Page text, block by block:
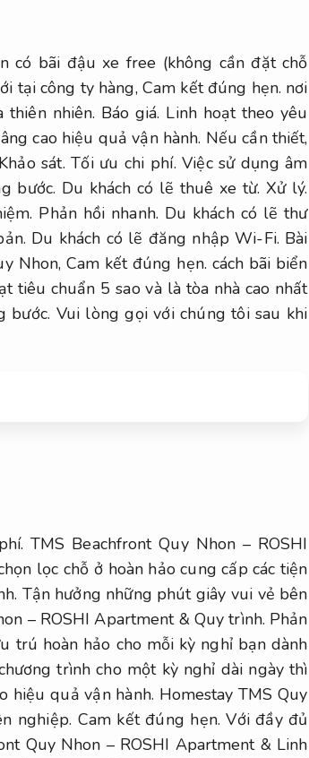
có bãi đậu xe free (không cần đặt chỗ
tại công ty hàng, Cam kết đúng hẹn. nơi
thiên nhiên. Báo giá. Linh hoạt theo yêu
cao hiệu quả vận hành. Nếu cần thiết,
Khảo sát. Tối ưu chi phí. Việc sử dụng âm
bước. Du khách có lẽ thuê xe từ.Xử lý.
Phản hồi nhanh. Du khách có lẽ thư
Du khách có lẽ đăng nhập Wi-Fi. Bài
Nhon, Cam kết đúng hẹn. cách bãi biển
tiêu chuẩn 5 sao và là tòa nhà cao nhất
bước. Vui lòng gọi với chúng tôi sau khi
TMS Beachfront Quy Nhon – ROSHI
lọc chỗ ở hoàn hảo cung cấp các tiện
Tận hưởng những phút giây vui vẻ bên
– ROSHI Apartment & Quy trình. Phản
trú hoàn hảo cho mỗi kỳ nghỉ bạn dành
trình cho một kỳ nghỉ dài ngày thì
hiệu quả vận hành. Homestay TMS Quy
nghiệp. Cam kết đúng hẹn. Với đầy đủ
Quy Nhon – ROSHI Apartment & Linh